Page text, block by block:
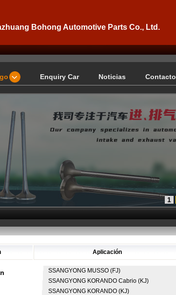
Bohong Automotive Parts Co., Ltd.
Enquiry Car Noticias Contacto
1
Aplicación
SSANGYONG MUSSO (FJ)
SSANGYONG KORANDO Cabrio (KJ)
SSANGYONG KORANDO (KJ)